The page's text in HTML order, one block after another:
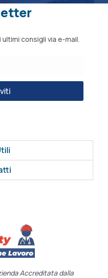
consigli via e-mail.
Accreditata dalla